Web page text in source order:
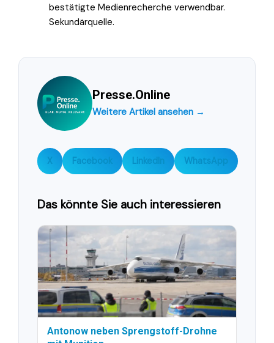
bestätigte Medienrecherche verwendbar.
Sekundärquelle.
Presse.Online
Weitere Artikel ansehen →
X Facebook LinkedIn WhatsApp
Das könnte Sie auch interessieren
Antonow neben Sprengstoff-Drohne